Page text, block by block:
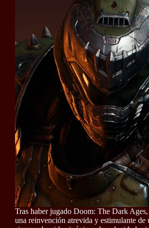
Tras haber jugado Doom: The Dark
una reinvención atrevida y estimulante de